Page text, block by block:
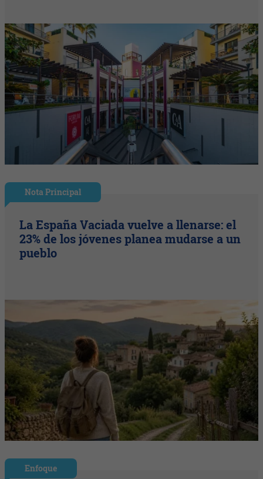
Nota Principal
La España Vaciada vuelve a llenarse: el
23% de los jóvenes planea mudarse a un
pueblo
Enfoque